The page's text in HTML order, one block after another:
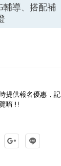
輔導、搭配補
提供報名優惠，記
唷 ! !